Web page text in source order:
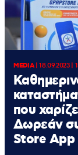
MEDIA|18.09.2023 |
που
Δωρεάν
Store App